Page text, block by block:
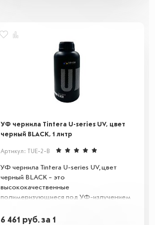
УФ чернила Tintera U-series UV, цвет
черный BLACK, 1 литр
Артикул: TUE-2-B
УФ чернила Tintera U-series UV, цвет
черный BLACK – это
высококачественные
полимеризующиеся под УФ-излучением
Обеспечивают яркое, устойчивое к
6 461 руб.за 1